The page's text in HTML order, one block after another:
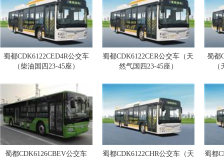
蜀都CDK6122CED4R公交车
（柴油国四23-45座）
蜀都CDK6122CER公交车（天
然气国四23-45座）
蜀都
蜀都CDK6126CBEV公交车
蜀都CDK6122CHR公交车（天
蜀都